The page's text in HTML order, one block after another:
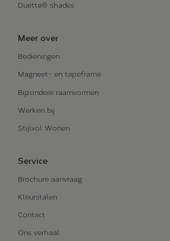
Duette® shades
Meer over
Bedieningen
Magneet- en tapeframe
Bijzondere raamvormen
Werken bij
Stijlvol Wonen
Service
Brochure aanvraag
Kleurstalen
Contact
Ons verhaal